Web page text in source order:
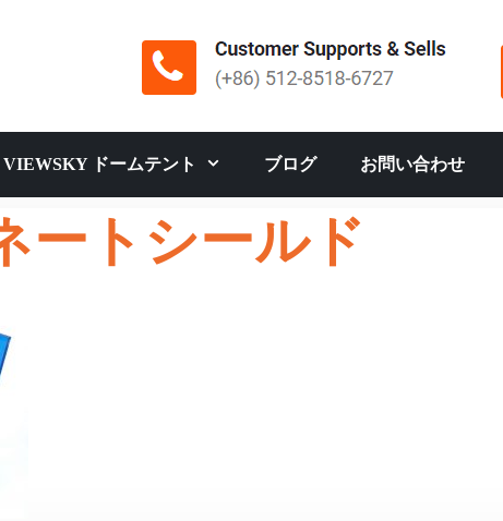
VIEWSKY ドームテント ブログ お問い合わせ
ートシールド